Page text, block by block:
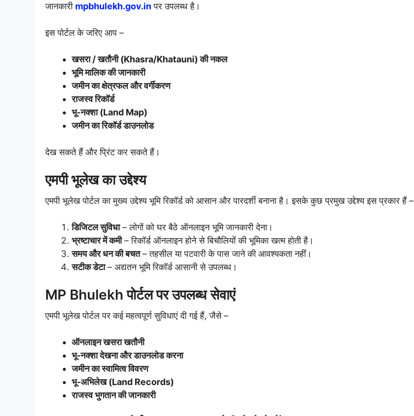
जानकारी mpbhulekh.gov.inपर उपलब्ध है।
इस पोर्टल के जरिए आप –
खसरा / खतौनी (Khasra/Khatauni) की नकल
भूमि मालिक की जानकारी
जमीन का क्षेत्रफल और वर्गीकरण
राजस्व रिकॉर्ड
भू-नक्शा (Land Map)
जमीन का रिकॉर्ड डाउनलोड
देख सकते हैं और प्रिंट कर सकते हैं।
एमपी भूलेख का उद्देश्य
एमपी भूलेख पोर्टल का मुख्य उद्देश्य भूमि रिकॉर्ड को आसान और पारदर्शी बनाना है। इसके कुछ प्रमुख उद्देश्य इस प्रकार हैं –
डिजिटल सुविधा– लोगों को घर बैठे ऑनलाइन भूमि जानकारी देना।
भ्रष्टाचार में कमी– रिकॉर्ड ऑनलाइन होने से बिचौलियों की भूमिका खत्म होती है।
समय और धन की बचत– तहसील या पटवारी के पास जाने की आवश्यकता नहीं।
सटीक डेटा– अद्यतन भूमि रिकॉर्ड आसानी से उपलब्ध।
MP Bhulekh पोर्टल पर उपलब्ध सेवाएं
एमपी भूलेख पोर्टल पर कई महत्वपूर्ण सुविधाएं दी गई हैं, जैसे –
ऑनलाइन खसरा खतौनी
भू-नक्शा देखना और डाउनलोड करना
जमीन का स्वामित्व विवरण
भू-अभिलेख (Land Records)
राजस्व भुगतान की जानकारी